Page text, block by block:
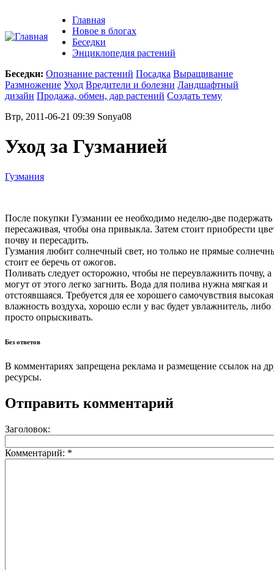
Главная
Новое в блогах
Беседки
Энциклопедия растений
Беседки: Опознание растений Посадка Выращивание
Размножение Уход Вредители и болезни Ландшафтный
дизайн Продажа, обмен, дар растений Создать тему
Втр, 2011-06-21 09:39 Sonya08
Уход за Гузманией
Гузмания
После покупки Гузмании ее необходимо неделю-две
пересаживая, чтобы она привыкла. Затем стоит приобрести
почву и пересадить.
Гузмания любит солнечный свет, но только не прямые
стоит ее беречь от ожогов.
Поливать следует осторожно, чтобы не переувлажнить почву, а
могут от этого легко загнить. Вода для полива нужна мягкая и
отстоявшаяся. Требуется для ее хорошего самочувствия высокая
влажность воздуха, хорошо если у вас будет увлажнитель,
просто опрыскивать.
Без ответов
В комментариях запрещена реклама и размещение ссылок на
ресурсы.
Отправить комментарий
Заголовок:
Комментарий: *